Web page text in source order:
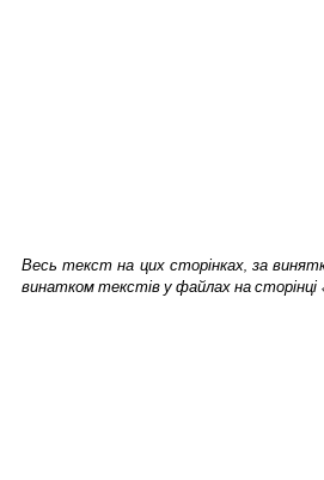
Весь текст на цих сторінках, за
винатком текстів у файлах на